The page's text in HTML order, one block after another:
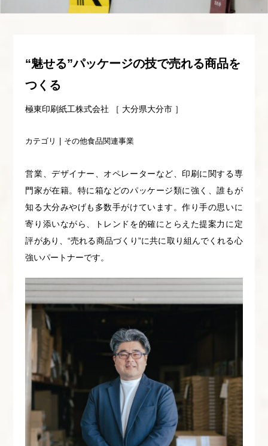
“魅せる”パッケージの技で売れる商品を
つくる
極東印刷紙工株式会社 ［ 大分県大分市 ］
カテゴリ その他食品関連事業
営業、デザイナー、オペレーターなど、印刷に関する専
門家が在籍。特に箱などのパッケージ類に強く、誰もが
知る大分みやげも多数手がけています。作り手の思いに
寄り添いながら、トレンドを的確にとらえた提案力に定
評があり、“売れる商品づくり”に共に取り組んでくれる心
強いパートナーです。